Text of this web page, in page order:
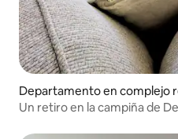
Departamento en complejo
wton Saint Cyres
Un retiro en la campiña de